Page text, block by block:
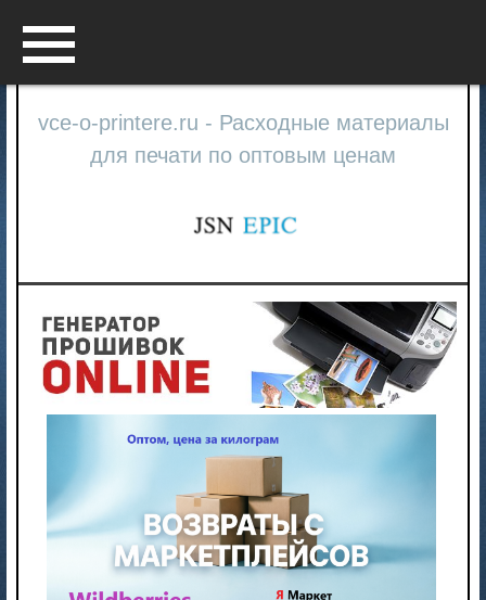
vce-o-printere.ru - Расходные материалы
для печати по оптовым ценам